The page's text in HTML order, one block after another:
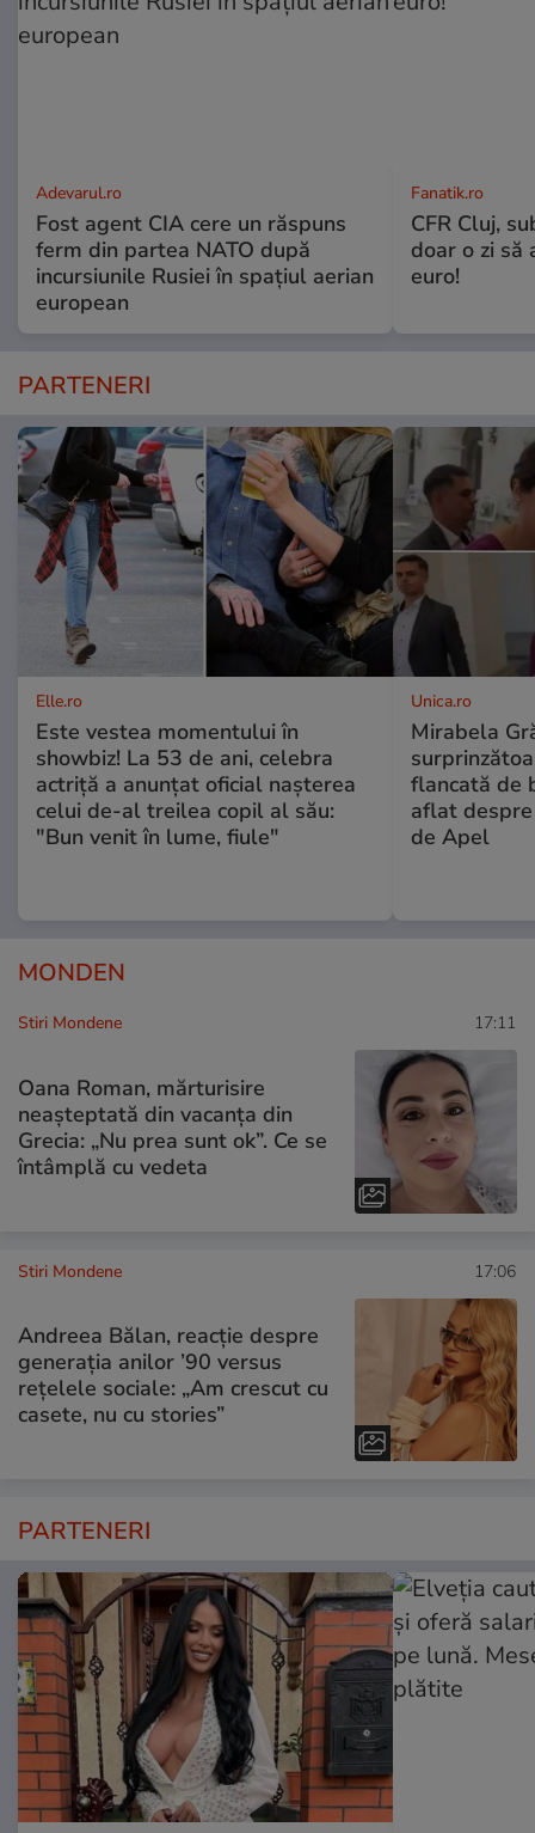
Adevarul.ro
Fost agent CIA cere un răspuns
ferm din partea NATO după
incursiunile Rusiei în spațiul aerian
european
Fanatik.ro
CFR Cluj,
doar o zi să
euro!
PARTENERI
Elle.ro
Este vestea momentului în
showbiz! La 53 de ani, celebra
actriță a anunțat oficial nașterea
celui de-al treilea copil al său:
"Bun venit în lume, fiule"
Unica.ro
Mirabela
flancată de
aflat
de Apel
MONDEN
Stiri Mondene 17:11
Oana Roman, mărturisire
neașteptată din vacanța din
Grecia: „Nu prea sunt ok”. Ce se
întâmplă cu vedeta
Stiri Mondene 17:06
Andreea Bălan, reacție despre
generația anilor ’90 versus
rețelele sociale: „Am crescut cu
casete, nu cu stories”
PARTENERI